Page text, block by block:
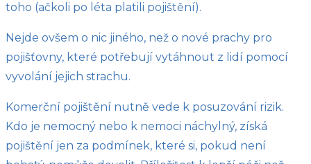
toho (ačkoli po léta platili pojištění).
Nejde ovšem o nic jiného, než o nové prachy pro
pojišťovny, které potřebují vytáhnout z lidí pomocí
vyvolání jejich strachu.
Komerční pojištění nutně vede k posuzování rizik.
Kdo je nemocný nebo k nemoci náchylný, získá
pojištění jen za podmínek, které si, pokud není